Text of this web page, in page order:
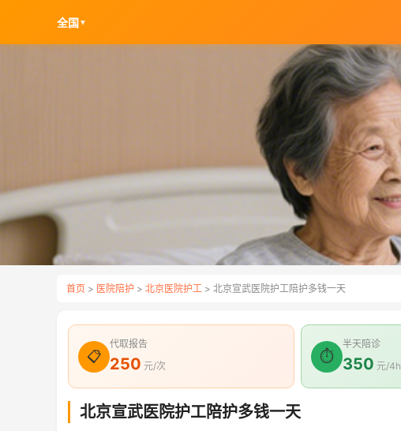
全国 ▼
首页 > 医院陪护 > 北京医院护工 > 北京宣武医院护工陪护多钱一天
📋
代取报告
250 元/次
⏱
半天陪诊
350 元/4h
北京宣武医院护工陪护多钱一天